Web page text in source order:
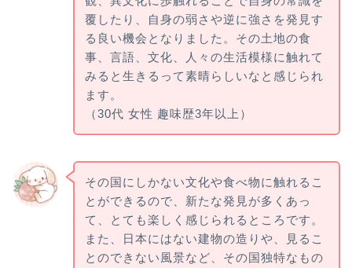
覆したり、自身の弱さや逆に強さを発見す
る良い機会となりました。その土地の食
事、言語、文化、人々の生活模様に触れて
みると生きるって素晴らしいなと感じられ
ます。
（30代 女性 趣味歴3年以上）
その国にしかない文化や食べ物に触れるこ
とができるので、新たな発見が多くあっ
て、とても楽しく感じられるところです。
また、日本にはない建物の造りや、見るこ
とのできない風景など、その国独特なもの